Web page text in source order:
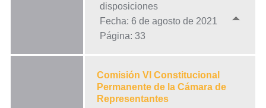
disposiciones
Fecha: 6 de agosto de 2021
Página: 33
Comisión VI Constitucional
Permanente de la Cámara de
Representantes